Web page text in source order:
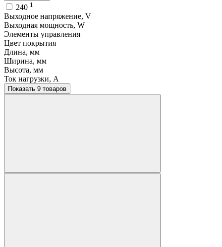
240 1
Выходное напряжение, V
Выходная мощность, W
Элементы управления
Цвет покрытия
Длина, мм
Ширина, мм
Высота, мм
Ток нагрузки, A
Показать 9 товаров